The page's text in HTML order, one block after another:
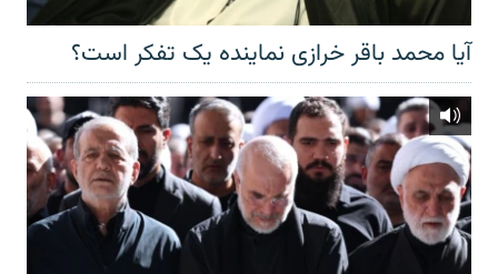
آیا محمد باقر خرازی نماینده یک تفکر است؟